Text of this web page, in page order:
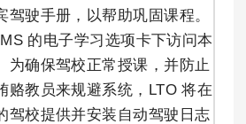
驾驶手册，以帮助巩固课程。
的电子学习选项卡下访问本
为确保驾校正常授课，并防止
赂教员来规避系统，LTO 将在
驾校提供并安装自动驾驶日志